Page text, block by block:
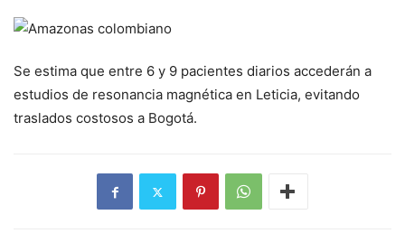
Se estima que entre 6 y 9 pacientes diarios accederán a
estudios de resonancia magnética en Leticia, evitando
traslados costosos a Bogotá.